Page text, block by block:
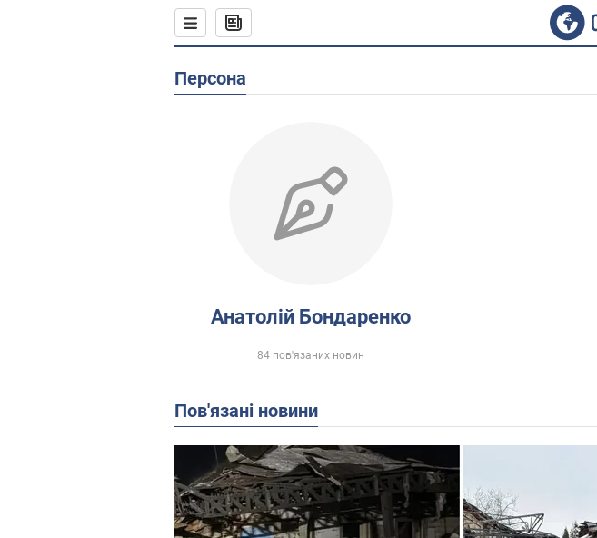
Персона
Анатолій Бондаренко
84 пов'язаних новин
Пов'язані новини